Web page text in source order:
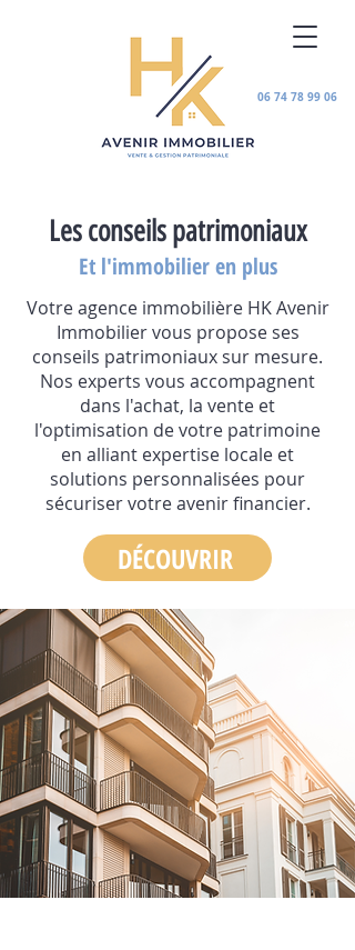
06 74 78 99 06
Les conseils patrimoniaux
Et l'immobilier en plus
Votre agence immobilière HK Avenir
Immobilier vous propose ses
conseils patrimoniaux sur mesure.
Nos experts vous accompagnent
dans l'achat, la vente et
l'optimisation de votre patrimoine
en alliant expertise locale et
solutions personnalisées pour
sécuriser votre avenir financier.
DÉCOUVRIR